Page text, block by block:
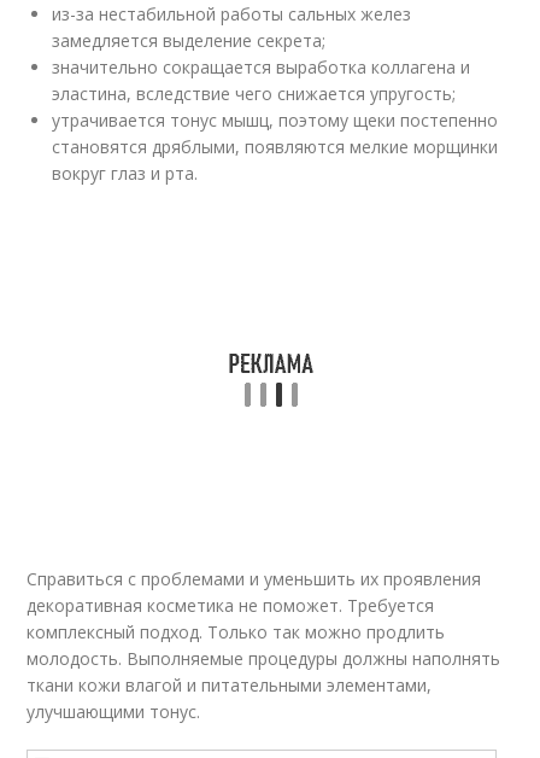
из-за нестабильной работы сальных желез
замедляется выделение секрета;
значительно сокращается выработка коллагена и
эластина, вследствие чего снижается упругость;
утрачивается тонус мышц, поэтому щеки постепенно
становятся дряблыми, появляются мелкие морщинки
вокруг глаз и рта.
Справиться с проблемами и уменьшить их проявления
декоративная косметика не поможет. Требуется
комплексный подход. Только так можно продлить
молодость. Выполняемые процедуры должны наполнять
ткани кожи влагой и питательными элементами,
улучшающими тонус.